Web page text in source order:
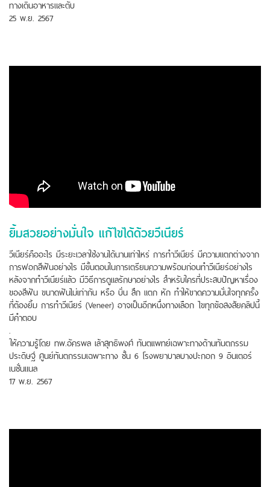
ทางเดินอาหารและตับ
25 พ.ย. 2567
ยิ้มสวยอย่างมั่นใจ แก้ไขได้ด้วยวีเนียร์
วีเนียร์คืออะไร มีระยะเวลาใช้งานได้นานเท่าไหร่ การทำวีเนียร์ มีความแตกต่างจาก
การฟอกสีฟันอย่างไร มีขั้นตอนในการเตรียมความพร้อมก่อนทำวีเนียร์อย่างไร
หลังจากทำวีเนียร์แล้ว มีวิธีการดูแลรักษาอย่างไร สำหรับใครที่ประสบปัญหาเรื่อง
ของสีฟัน ขนาดฟันไม่เท่ากัน หรือ บิ่น สึก แตก หัก ทำให้ขาดความมั่นใจทุกครั้ง
ที่ต้องยิ้ม การทำวีเนียร์ (Veneer) อาจเป็นอีกหนึ่งทางเลือก ไขทุกข้อสงสัยคลิปนี้
มีคำตอบ
.
ให้ความรู้โดย ทพ.อัครพล เล้าสุทธิพงศ์ ทันตเเพทย์เฉพาะทางด้านทันตกรรม
ประดิษฐ์ ศูนย์ทันตกรรมเฉพาะทาง ชั้น 6 โรงพยาบาลบางปะกอก 9 อินเตอร์
เนชั่นแนล
17 พ.ย. 2567